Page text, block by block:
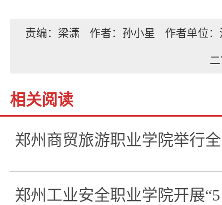
责编：梁潇 作者：孙小星
作者单位
相关阅读
郑州商贸旅游职业学院举行
郑州工业安全职业学院开展